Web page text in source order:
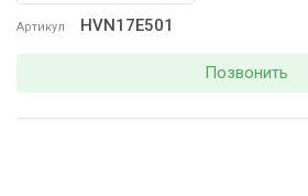
Артикул HVN17E501
Позвонить